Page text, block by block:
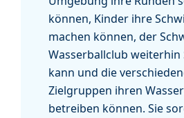
können, Kinder ihre
machen können, der
Wasserballclub
kann und die
Zielgruppen ihren
betreiben können. Sie